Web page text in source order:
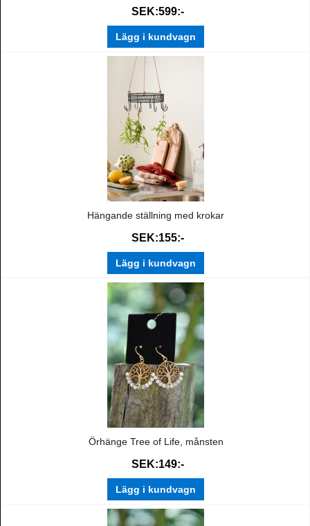
SEK:599:-
Lägg i kundvagn
Hängande ställning med krokar
SEK:155:-
Lägg i kundvagn
Örhänge Tree of Life, månsten
SEK:149:-
Lägg i kundvagn